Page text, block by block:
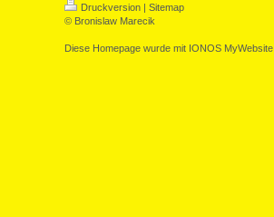
Druckversion | Sitemap
© Bronislaw Marecik
Diese Homepage wurde mit IONOS MyWebsite